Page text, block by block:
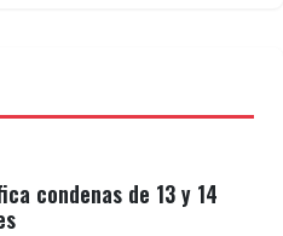
condenas de 13 y 14